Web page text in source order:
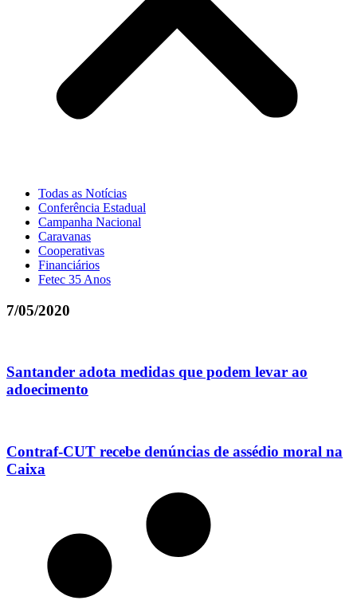
Todas as Notícias
Conferência Estadual
Campanha Nacional
Caravanas
Cooperativas
Financiários
Fetec 35 Anos
7/05/2020
Santander adota medidas que podem levar ao
adoecimento
Contraf-CUT recebe denúncias de assédio moral na
Caixa